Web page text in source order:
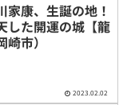
家康、生誕の地！
した開運の城【龍
市）
2023.02.02